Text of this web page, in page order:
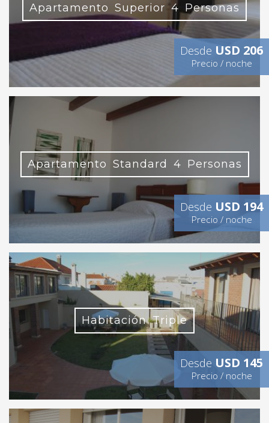
Apartamento Superior 4 Personas
Desde USD 206
Precio / noche
Apartamento Standard 4 Personas
Desde USD 194
Precio / noche
Habitación Triple
Desde USD 145
Precio / noche